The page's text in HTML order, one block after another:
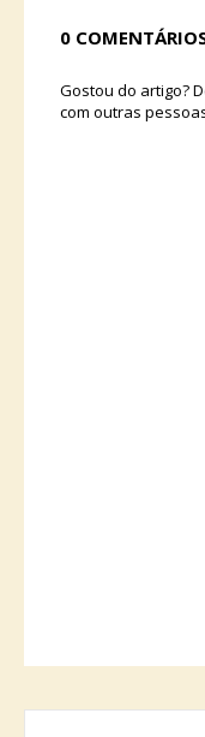
0
Gostou do artigo?
com outras